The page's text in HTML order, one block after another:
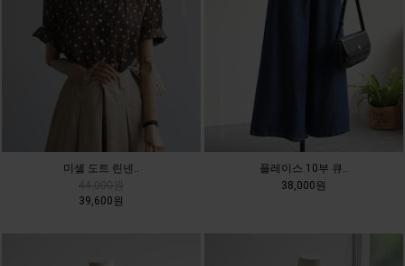
미셸 도트 린넨..
39,600원
플레이스 10부 큐..
38,000원